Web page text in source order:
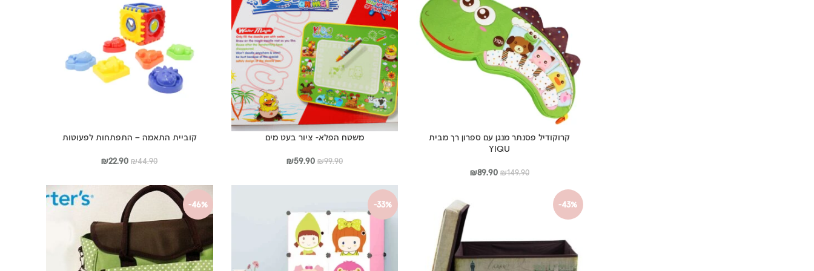
קרוקודיל פסנתר מנגן עם ספרון רך מבית
YIQU
₪149.90
המחיר
₪149.90.
₪89.90
המחיר
₪89.90.
משטח הפלא- ציור בעט מים
₪99.90
המחיר
היה:
₪59.90
המחיר
הוא:
קוביית התאמה – התפתחות לפעוטות
₪44.90
המחיר
היה:
₪22.90
המחיר
הוא:
₪22.90.
-43%
-33%
-46%